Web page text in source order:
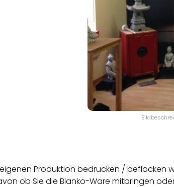
Produktion bedrucken / beflocken
ob Sie die Blanko-Ware mitbringen